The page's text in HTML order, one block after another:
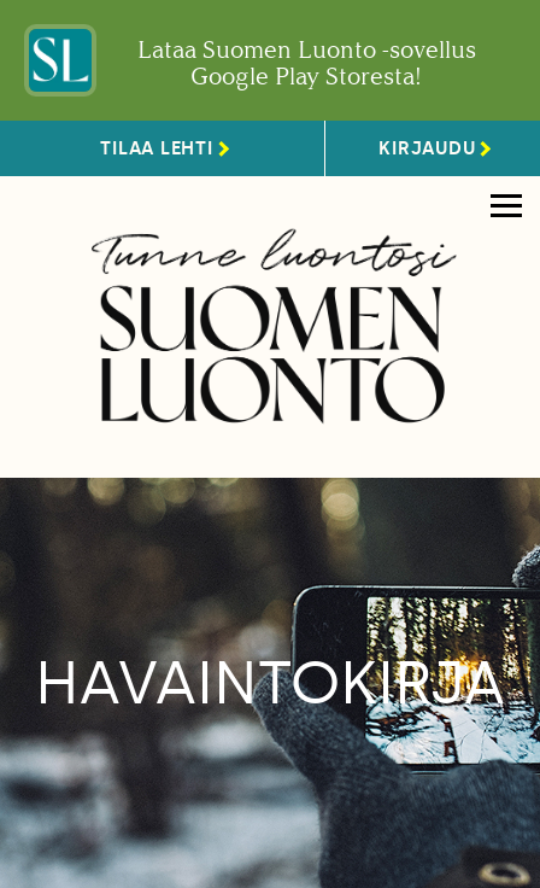
Lataa Suomen Luonto -sovellus
Google Play Storesta!
TILAA LEHTI KIRJAUDU
HAVAINTOKIRJA